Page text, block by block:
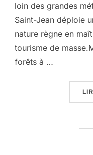
loin des grandes
Saint-Jean déploie
nature règne en
tourisme de
forêts à …